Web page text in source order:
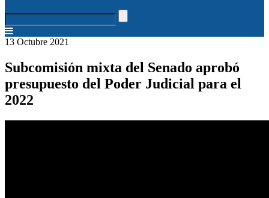
13 Octubre 2021
Subcomisión mixta del Senado aprobó
presupuesto del Poder Judicial para el
2022